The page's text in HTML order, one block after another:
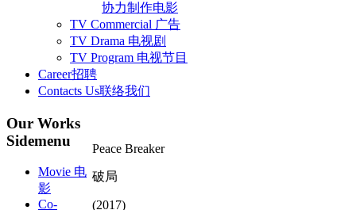
协力制作电影
TV Commercial 广告
TV Drama 电视剧
TV Program 电视节目
Career招聘
Contacts Us联络我们
Peace Breaker
破局
(2017)
Our Works
Sidemenu
Movie 电
影
Co-